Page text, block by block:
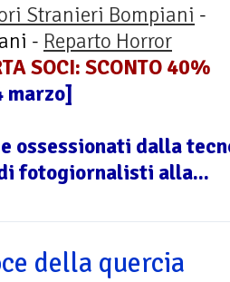
Stranieri Bompiani -
- Reparto Horror
SOCI: SCONTO 40%
marzo]
ossessionati dalla
fotogiornalisti alla...
della quercia